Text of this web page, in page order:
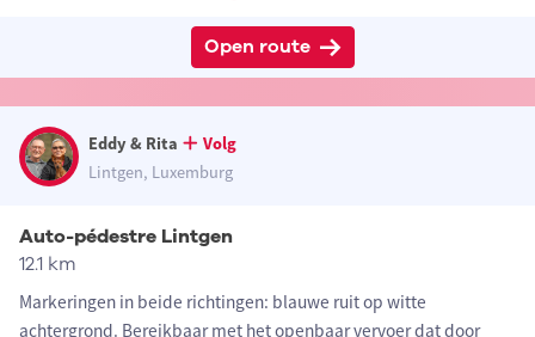
Open route
Eddy & Rita
Volg
Lintgen, Luxemburg
Auto-pédestre Lintgen
12.1 km
Markeringen in beide richtingen: blauwe ruit op witte
achtergrond. Bereikbaar met het openbaar vervoer dat door